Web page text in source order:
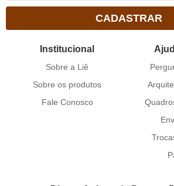
CADASTRAR
Institucional
Sobre a Liê
Sobre os produtos
Fale Conosco